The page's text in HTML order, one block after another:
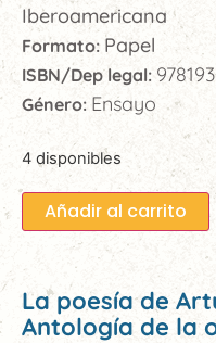
Iberoamericana
Formato: Papel
ISBN/Dep legal:
Género: Ensayo
4 disponibles
Añadir al carrito
La poesía de
Antología de la